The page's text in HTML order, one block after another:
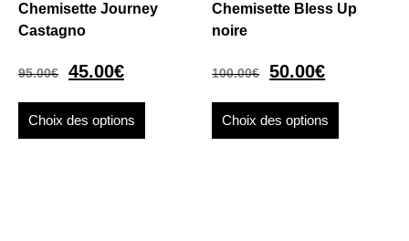
Chemisette Journey
Castagno
95.00€ 45.00€
Choix des options
Chemisette Bless Up
noire
100.00€ 50.00€
Choix des options